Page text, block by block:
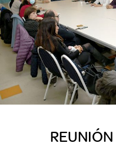
REUNIÓN